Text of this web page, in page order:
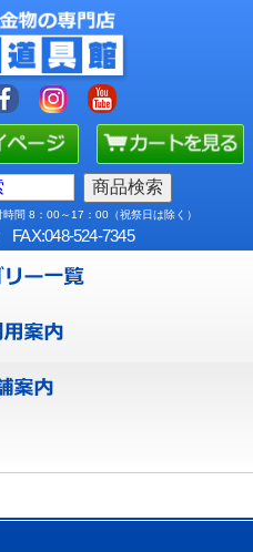
間 8：00～17：00（祝祭日は除く）
FAX:048-524-7345